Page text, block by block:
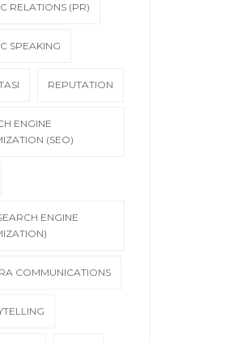
RELATIONS (PR)
SPEAKING
REPUTATION
ENGINE
(SEO)
ENGINE
COMMUNICATIONS